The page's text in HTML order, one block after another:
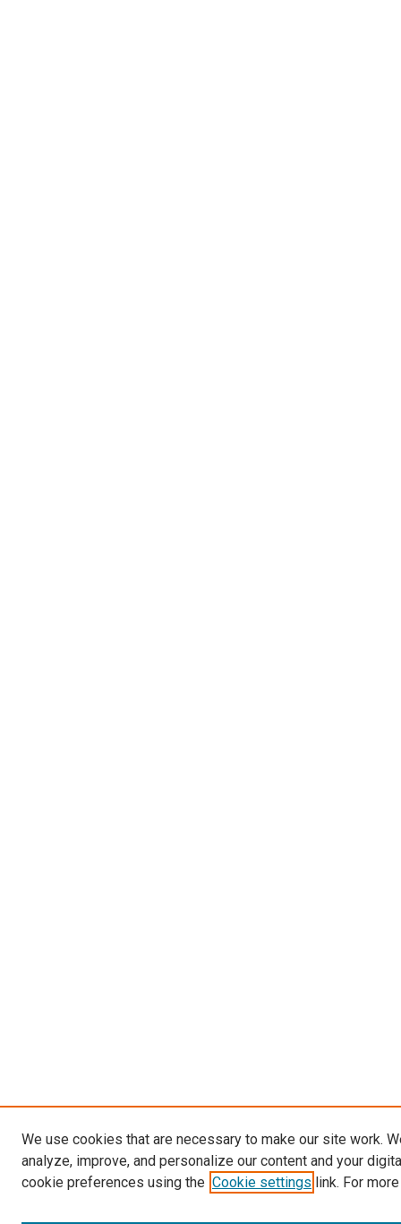
We use cookies that are necessary to make our site work.
analyze, improve, and personalize our content and your
cookie preferences using the Cookie settings link. For